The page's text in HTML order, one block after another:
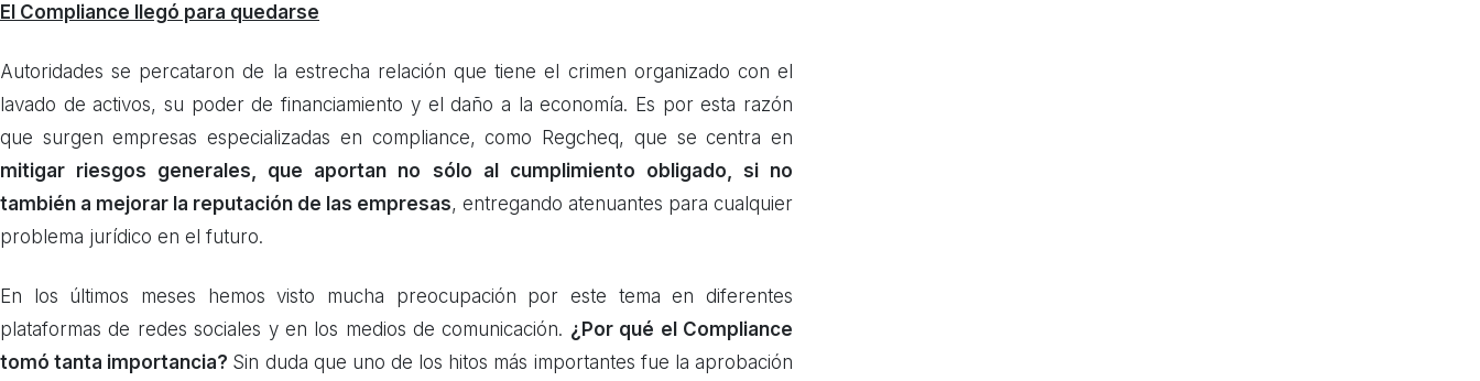
El Compliance llegó para quedarse
Autoridades se percataron de la estrecha relación que tiene el crimen organizado con el
lavado de activos, su poder de financiamiento y el daño a la economía. Es por esta razón
que surgen empresas especializadas en compliance, como Regcheq, que se centra en
mitigar riesgos generales, que aportan no sólo al cumplimiento obligado, si no
también a mejorar la reputación de las empresas, entregando atenuantes para cualquier
problema jurídico en el futuro.
En los últimos meses hemos visto mucha preocupación por este tema en diferentes
plataformas de redes sociales y en los medios de comunicación. ¿Por qué el Compliance
tomó tanta importancia? Sin duda que uno de los hitos más importantes fue la aprobación